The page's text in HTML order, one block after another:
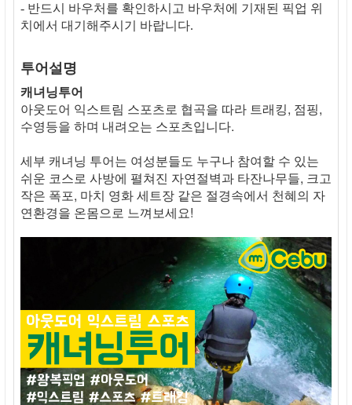
- 반드시 바우처를 확인하시고 바우처에 기재된 픽업 위
치에서 대기해주시기 바랍니다.
투어설명
캐녀닝투어
아웃도어 익스트림 스포츠로 협곡을 따라 트래킹, 점핑,
수영등을 하며 내려오는 스포츠입니다.
세부 캐녀닝 투어는 여성분들도 누구나 참여할 수 있는
쉬운 코스로 사방에 펼쳐진 자연절벽과 타잔나무들, 크고
작은 폭포, 마치 영화 세트장 같은 절경속에서 천혜의 자
연환경을 온몸으로 느껴보세요!